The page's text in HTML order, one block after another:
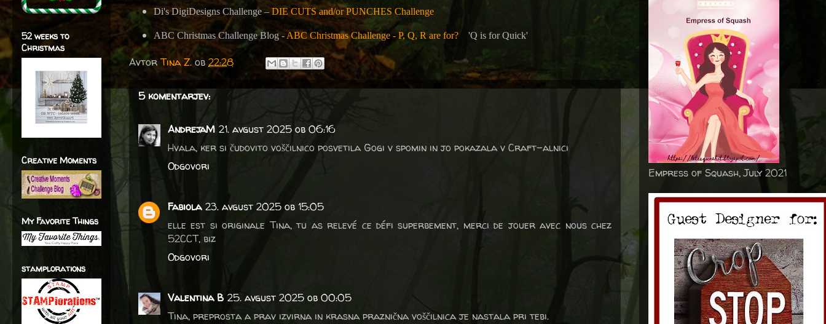
Di's DigiDesigns Challenge –DIE CUTS and/or PUNCHES Challenge
ABC Christmas Challenge Blog -ABC Christmas Challenge - P, Q, R are for? 'Q is for Quick'
AvtorTina Z. ob 22:28
5 komentarjev:
AndrejaM 21. avgust 2025 ob 06:16
Hvala, ker si čudovito voščilnico posvetila Gogi v spomin in jo pokazala v Craft-alnici
Odgovori
Fabiola 23. avgust 2025 ob 15:05
elle est si originale Tina, tu as relevé ce défi superbement, merci de jouer avec nous chez
52CCT, biz
Odgovori
Valentina B 25. avgust 2025 ob 00:05
Tina, preprosta a prav izvirna in krasna praznična voščilnica je nastala pri tebi.
52 weeks to
Christmas
Creative Moments
My Favorite Things
stamplorations
Empress of Squash, July 2021